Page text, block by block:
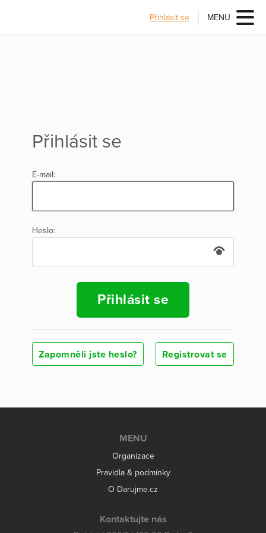
Přihlásit se MENU
Přihlásit se
E-mail:
Heslo:
Přihlásit se
Zapomněli jste heslo? Registrovat se
MENU
Organizace
Pravidla & podmínky
O Darujme.cz
Kontaktujte nás